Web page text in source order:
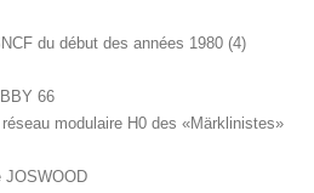
du début des années 1980 (4)
66
modulaire H0 des «Märklinistes»
JOSWOOD